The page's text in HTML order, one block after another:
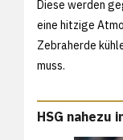
Diese werden
eine hitzige
Zebraherde
muss.
HSG nahezu